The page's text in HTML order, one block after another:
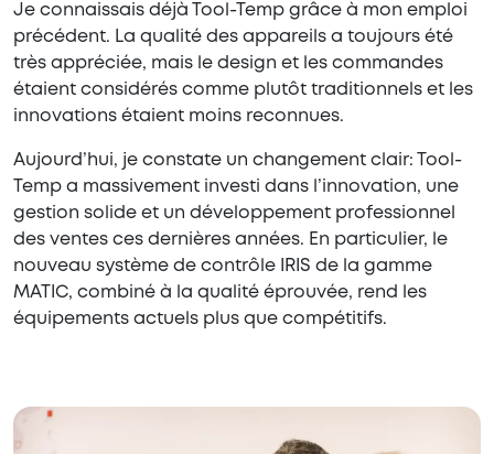
Je connaissais déjà Tool-Temp grâce à mon emploi
précédent. La qualité des appareils a toujours été
très appréciée, mais le design et les commandes
étaient considérés comme plutôt traditionnels et les
innovations étaient moins reconnues.
Aujourd’hui, je constate un changement clair: Tool-
Temp a massivement investi dans l’innovation, une
gestion solide et un développement professionnel
des ventes ces dernières années. En particulier, le
nouveau système de contrôle IRIS de la gamme
MATIC, combiné à la qualité éprouvée, rend les
équipements actuels plus que compétitifs.